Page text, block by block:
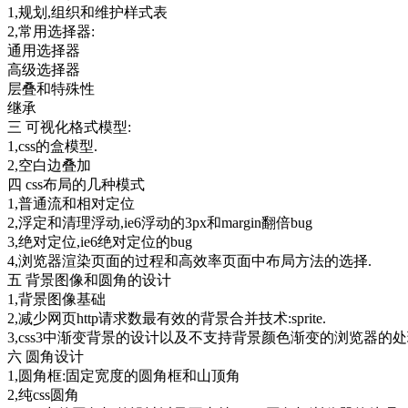
1,规划,组织和维护样式表
2,常用选择器:
通用选择器
高级选择器
层叠和特殊性
继承
三 可视化格式模型:
1,css的盒模型.
2,空白边叠加
四 css布局的几种模式
1,普通流和相对定位
2,浮定和清理浮动,ie6浮动的3px和margin翻倍bug
3,绝对定位,ie6绝对定位的bug
4,浏览器渲染页面的过程和高效率页面中布局方法的选择.
五 背景图像和圆角的设计
1,背景图像基础
2,减少网页http请求数最有效的背景合并技术:sprite.
3,css3中渐变背景的设计以及不支持背景颜色渐变的浏览器的
六 圆角设计
1,圆角框:固定宽度的圆角框和山顶角
2,纯css圆角